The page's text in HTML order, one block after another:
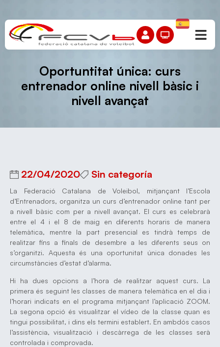
Oportuntitat única: curs
entrenador online nivell bàsic i
nivell avançat
22/04/2020 Sin categoría
La Federació Catalana de Voleibol, mitjançant l’Escola
d’Entrenadors, organitza un curs d’entrenador online tant per
a nivell bàsic com per a nivell avançat. El curs es celebrarà
entre el 4 i el 8 de maig en diferents horaris de manera
telemàtica, mentre la part presencial es tindrà temps de
realitzar fins a finals de desembre a les diferents seus on
s’organitzi. Aquesta és una oportunitat única donades les
circumstàncies d’estat d’alarma.
Hi ha dues opcions a l’hora de realitzar aquest curs. La
primera és seguint les classes de manera telemàtica en el dia i
l’horari indicats en el programa mitjançant l’aplicació ZOOM.
La segona opció és visualitzar el vídeo de la classe quan es
tingui possibilitat, i dins els termini establert. En ambdós casos
l’assistència, visualització i descàrrega de les classes serà
controlada i comprovada.